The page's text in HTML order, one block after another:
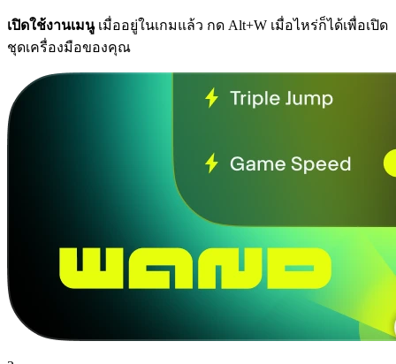
เปิดใช้งานเมนูเมื่ออยู่ในเกมแล้ว กด Alt+W เมื่อไหร่ก็ได้เพื่อเปิด
ชุดเครื่องมือของคุณ